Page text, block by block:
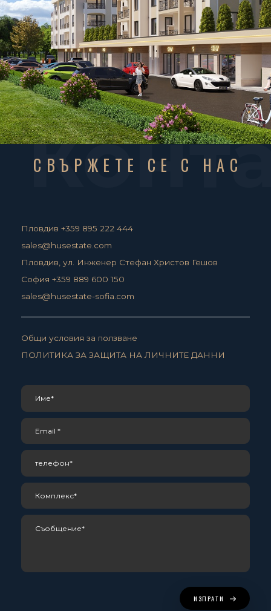
СВЪРЖЕТЕ СЕ С НАС
Пловдив +359 895 222 444
sales@husestate.com
Пловдив, ул. Инженер Стефан Христов Гешов
София +359 889 600 150
sales@husestate-sofia.com
Общи условия за ползване
ПОЛИТИКА ЗА ЗАЩИТА НА ЛИЧНИТЕ ДАННИ
ИЗПРАТИ